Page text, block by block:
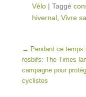
Vélo | Taggé
hivernal, Vivre
Post navigation
← Pendant ce temps
rosbifs: The Times
campagne pour
cyclistes